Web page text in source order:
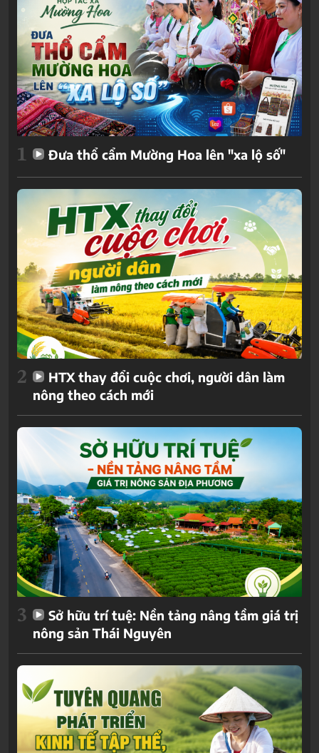
1 Đưa thổ cẩm Mường Hoa lên "xa lộ số"
2
HTX thay đổi cuộc chơi, người dân làm
nông theo cách mới
3
Sở hữu trí tuệ: Nền tảng nâng tầm giá trị
nông sản Thái Nguyên